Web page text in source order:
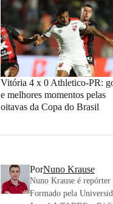
Vitória 4 x 0 Athletico-PR:
e melhores momentos pelas
oitavas da Copa do Brasil
PorNuno Krause
Nuno Krause é
Formado pela